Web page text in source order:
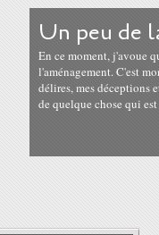
Un peu de
En ce moment, j'avoue
l'aménagement. C'est
délires, mes déceptions
de quelque chose qui